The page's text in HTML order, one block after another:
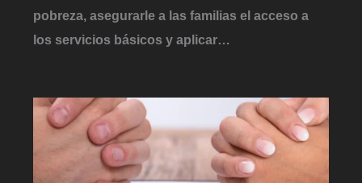
pobreza, asegurarle a las familias el acceso a
los servicios básicos y aplicar…